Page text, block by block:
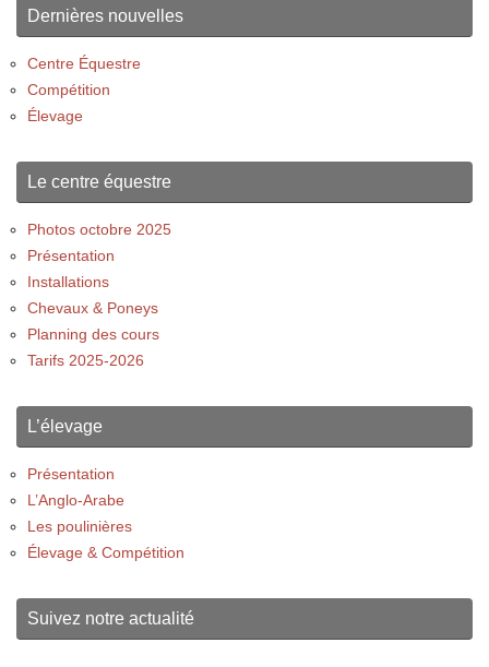
Dernières nouvelles
Centre Équestre
Compétition
Élevage
Le centre équestre
Photos octobre 2025
Présentation
Installations
Chevaux & Poneys
Planning des cours
Tarifs 2025-2026
L’élevage
Présentation
L’Anglo-Arabe
Les poulinières
Élevage & Compétition
Suivez notre actualité